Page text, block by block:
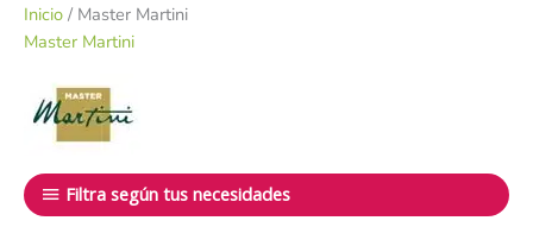
Inicio / Master Martini
Master Martini
Filtra según tus necesidades